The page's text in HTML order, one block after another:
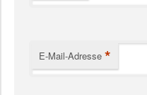
E-Mail-Adresse *